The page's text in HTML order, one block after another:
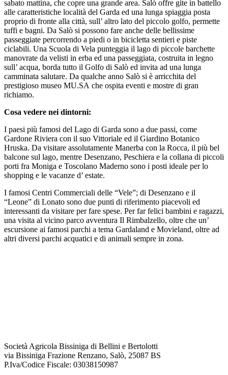
sabato mattina, che copre una grande area. Salò offre gite in battello
alle caratteristiche località del Garda ed una lunga spiaggia posta
proprio di fronte alla città, sull’ altro lato del piccolo golfo, permette
tuffi e bagni. Da Salò si possono fare anche delle bellissime
passeggiate percorrendo a piedi o in bicicletta sentieri e piste
ciclabili. Una Scuola di Vela punteggia il lago di piccole barchette
manovrate da velisti in erba ed una passeggiata, costruita in legno
sull’ acqua, borda tutto il Golfo di Salò ed invita ad una lunga
camminata salutare. Da qualche anno Salò si è arricchita del
prestigioso museo MU.SA che ospita eventi e mostre di gran
richiamo.
Cosa vedere nei dintorni:
I paesi più famosi del Lago di Garda sono a due passi, come
Gardone Riviera con il suo Vittoriale ed il Giardino Botanico
Hruska. Da visitare assolutamente Manerba con la Rocca, il più bel
balcone sul lago, mentre Desenzano, Peschiera e la collana di piccoli
porti fra Moniga e Toscolano Maderno sono i posti ideale per lo
shopping e le vacanze d’ estate.
I famosi Centri Commerciali delle “Vele”; di Desenzano e il
“Leone” di Lonato sono due punti di riferimento piacevoli ed
interessanti da visitare per fare spese. Per far felici bambini e ragazzi,
una visita al vicino parco avventura Il Rimbalzello, oltre che un’
escursione ai famosi parchi a tema Gardaland e Movieland, oltre ad
altri diversi parchi acquatici e di animali sempre in zona.
Società Agricola Bissiniga di Bellini e Bertolotti
via Bissiniga Frazione Renzano, Salò, 25087 BS
P.Iva/Codice Fiscale: 03038150987